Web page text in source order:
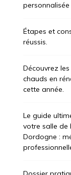
guide
salle de
:
personnalisée
Étapes et
réussis.
Découvrez
chauds en
cette année.
Le guide
votre salle de
Dordogne :